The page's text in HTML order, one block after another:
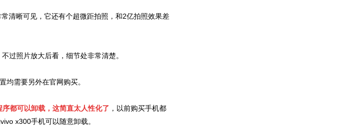
清晰可见，它还有个超微距拍照，和2亿拍照效果差
过照片放大后看，细节处非常清楚。
均需要另外在官网购买。
序都可以卸载，这简直太人性化了 ，以前购买手机都
x300手机可以随意卸载。